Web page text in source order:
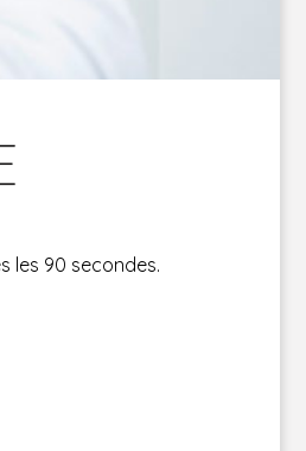
les 90 secondes.